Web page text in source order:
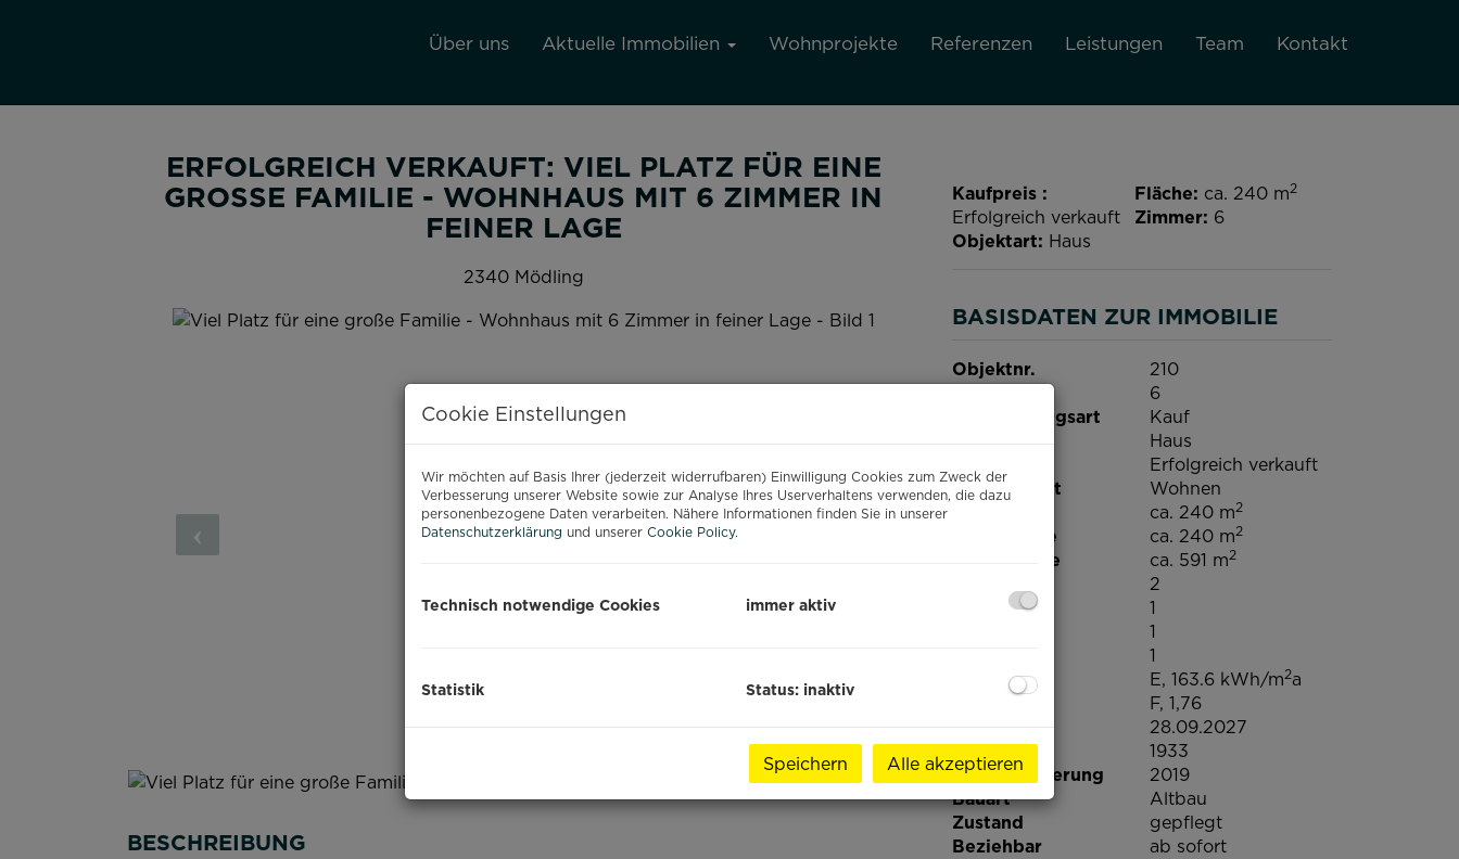
Über uns Aktuelle Immobilien Wohnprojekte Referenzen Leistungen Team Kontakt
ERFOLGREICH VERKAUFT: VIEL PLATZ FÜR EINE
GROSSE FAMILIE - WOHNHAUS MIT 6 ZIMMER IN F
EINER LAGE
2340 Mödling
BESCHREIBUNG
Kaufpreis
Erfolgreich verkauft
Fläche ca. 240 m2
Zimmer 6
Objektart Haus
BASISDATEN ZUR IMMOBILIE
Objektnr.
210
6
Vermarktungsart
Kauf
Objektart
Haus
Erfolgreich verkauft
Nutzungsart
Wohnen
ca. 240 m2
Wohnfläche ca. 240 m2
Grundfläche ca. 591 m2
2
1
1
1
E, 163.6 kWh/m2a
F, 1,76
gültig bis
28.09.2027
Baujahr
1933
Letzte Sanierung
2019
Bauart
Altbau
Zustand
gepflegt
Beziehbar
ab sofort
Cookie Einstellungen
Wir möchten auf Basis Ihrer (jederzeit widerrufbaren) Einwilligung Cookies zum Zweck der
Verbesserung unserer Website sowie zur Analyse Ihres Userverhaltens verwenden, die dazu
personenbezogene Daten verarbeiten. Nähere Informationen finden Sie in unserer
Datenschutzerklärung und unserer Cookie Policy.
Technisch notwendige Cookies immer aktiv
Statistik Status: inaktiv
Speichern Alle akzeptieren